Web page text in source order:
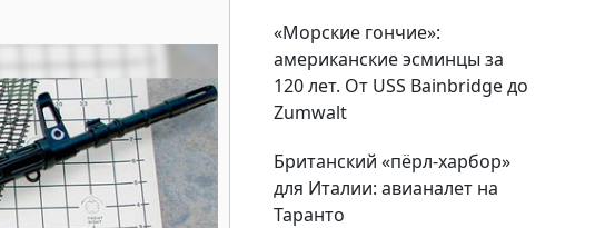
«Морские гончие»:
американские эсминцы за
120 лет. От USS Bainbridge до
Zumwalt
Британский «пёрл-харбор»
для Италии: авианалет на
Таранто